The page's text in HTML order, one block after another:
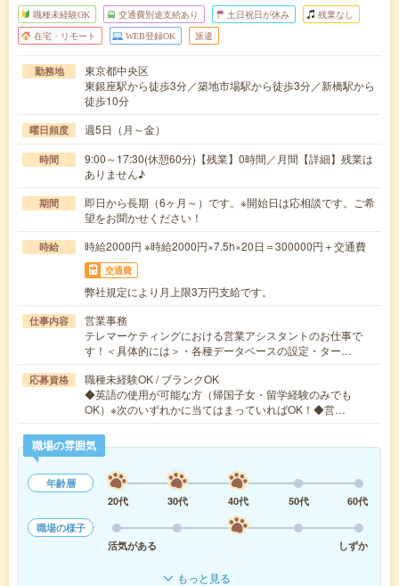
職種未経験OK 交通費別途支給あり 土日祝日が休み 残業なし
在宅・リモート WEB登録OK 派遣
勤務地
東京都中央区
東銀座駅から徒歩3分／築地市場駅から徒歩3分／新橋駅から
徒歩10分
曜日頻度 週5日（月～金）
時間
9:00～17:30(休憩60分)【残業】0時間／月間【詳細】残業は
ありません♪
期間
即日から長期（6ヶ月～）です。※開始日は応相談です。ご希
望をお聞かせください！
時給 時給2000円 ※時給2000円×7.5h×20日＝300000円＋交通費
交通費
弊社規定により月上限3万円支給です。
仕事内容
営業事務
テレマーケティングにおける営業アシスタントのお仕事で
す！＜具体的には＞・各種データベースの設定・ター…
応募資格
職種未経験OK / ブランクOK
◆英語の使用が可能な方（帰国子女・留学経験のみでも
OK）※次のいずれかに当てはまっていればOK！◆営…
職場の雰囲気
年齢層
20代
30代 40代 50代
60代
職場の様子
活気がある
しずか
もっと見る